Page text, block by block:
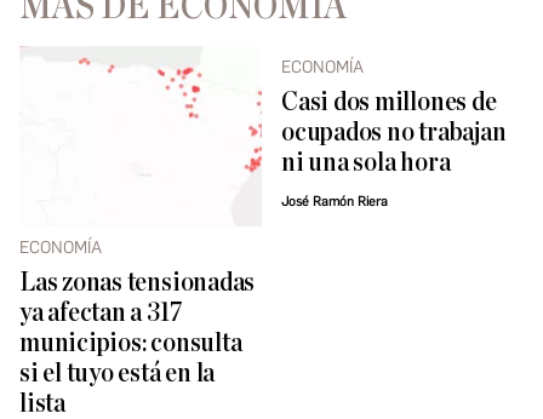
ECONOMÍA
Las zonas tensionadas
ya afectan a 317
municipios: consulta
si el tuyo está en la
lista
ECONOMÍA
Casi dos millones de
ocupados no trabajan
ni una sola hora
José Ramón Riera